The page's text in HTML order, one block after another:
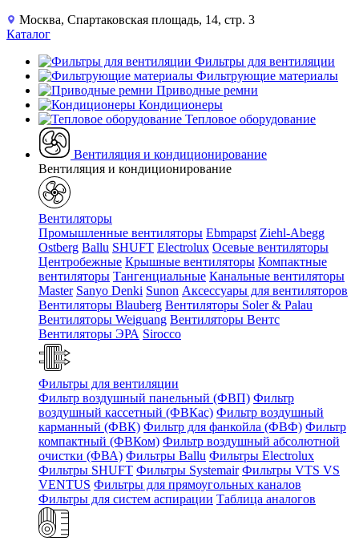
Москва, Спартаковская площадь, 14, стр. 3
Каталог
Фильтры для вентиляции
Фильтрующие материалы
Приводные ремни
Кондиционеры
Тепловое оборудование
Вентиляция и кондиционирование
Вентиляция и кондиционирование
Вентиляторы
Промышленные вентиляторы Ebmpapst Ziehl-Abegg
Ostberg Ballu SHUFT Electrolux Осевые вентиляторы
Центробежные Крышные вентиляторы Компактные
вентиляторы Тангенциальные Канальные вентиляторы
Master Sanyo Denki Sunon Аксессуары для вентиляторов
Вентиляторы Blauberg Вентиляторы Soler & Palau
Вентиляторы Weiguang Вентиляторы Вентс
Вентиляторы ЭРА Sirocco
Фильтры для вентиляции
Фильтр воздушный панельный (ФВП) Фильтр
воздушный кассетный (ФВКас) Фильтр воздушный
карманный (ФВК) Фильтр для фанкойла (ФВФ) Фильтр
компактный (ФВКом) Фильтр воздушный абсолютной
очистки (ФВА) Фильтры Ballu Фильтры Electrolux
Фильтры SHUFT Фильтры Systemair Фильтры VTS VS
VENTUS Фильтры для прямоугольных каналов
Фильтры для систем аспирации Таблица аналогов